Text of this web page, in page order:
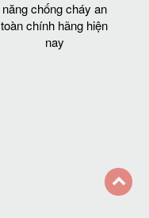
năng chống cháy an
toàn chính hãng hiện
nay